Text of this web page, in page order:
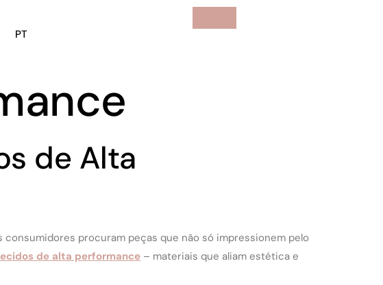
PT
de Alta
procuram peças que não só impressionem pelo
de alta performance – materiais que aliam estética e